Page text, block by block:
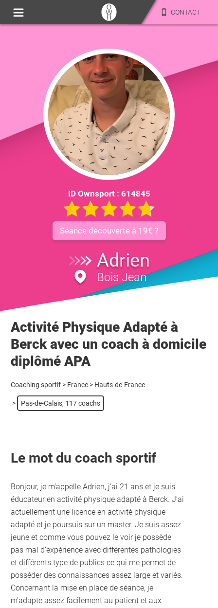
CONTACT
ID Ownsport : 614845
Séance découverte à 19€ ?
Adrien
Bois Jean
Activité Physique Adapté à
Berck avec un coach à domicile
diplômé APA
Coaching sportif > France > Hauts-de-France
> Pas-de-Calais, 117 coachs
Le mot du coach sportif
Bonjour, je m’appelle Adrien, j’ai 21 ans et je suis
éducateur en activité physique adapté à Berck. J’ai
actuellement une licence en activité physique
adapté et je poursuis sur un master. Je suis assez
jeune et comme vous pouvez le voir je possède
pas mal d’expérience avec différentes pathologies
et différents type de publics ce qui me permet de
posséder des connaissances assez large et variés.
Concernant la mise en place de séance, je
m’adapte assez facilement au patient et aux